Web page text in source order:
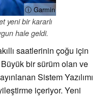
ⓘ Garmin
yeni bir kararlı
hale geldi.
saatlerinin çoğu için
Büyük bir sürüm olan ve
Sistem Yazılımı
içeriyor. Yeni